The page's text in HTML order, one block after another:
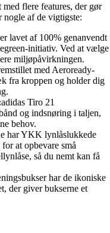
flere features, der gør
af de vigtigste:
lavet af 100% genanvendt
initiativ. Ved at vælge
miljøpåvirkningen.
med Aeroready-
fra kroppen og holder dig
adidas Tiro 21
og indsnøring i taljen,
behov.
har YKK lynlåslukkede
at opbevare små
så du nemt kan få
har de ikoniske
der giver bukserne et